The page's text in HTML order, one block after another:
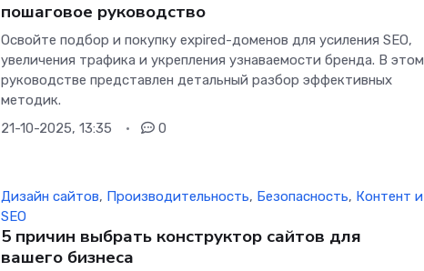
пошаговое руководство
Освойте подбор и покупку expired-доменов для усиления SEO,
увеличения трафика и укрепления узнаваемости бренда. В этом
руководстве представлен детальный разбор эффективных
методик.
21-10-2025, 13:35
0
Дизайн сайтов, Производительность, Безопасность, Контент и
SEO
5 причин выбрать конструктор сайтов для
вашего бизнеса